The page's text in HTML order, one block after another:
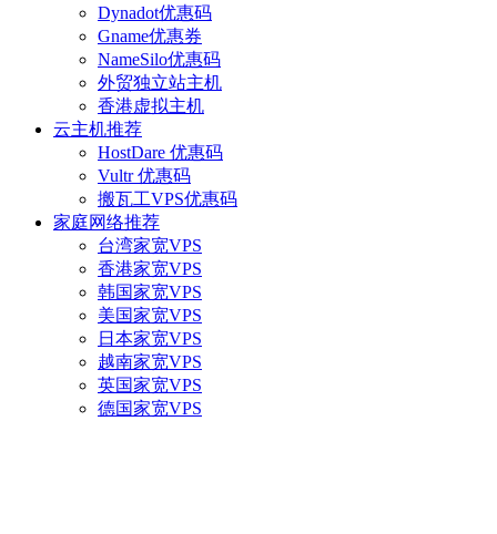
Dynadot优惠码
Gname优惠券
NameSilo优惠码
外贸独立站主机
香港虚拟主机
云主机推荐
HostDare 优惠码
Vultr 优惠码
搬瓦工VPS优惠码
家庭网络推荐
台湾家宽VPS
香港家宽VPS
韩国家宽VPS
美国家宽VPS
日本家宽VPS
越南家宽VPS
英国家宽VPS
德国家宽VPS